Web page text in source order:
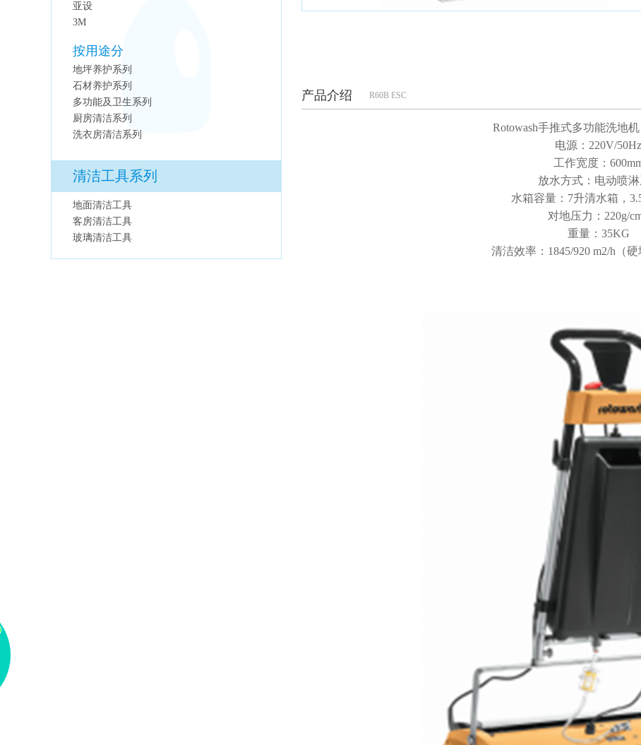
亚设
3M
按用途分
地坪养护系列
石材养护系列
多功能及卫生系列
厨房清洁系列
洗衣房清洁系列
清洁工具系列
地面清洁工具
客房清洁工具
玻璃清洁工具
产品介绍 R60B ESC
Rotowash手推式多功能洗地机
电源：220V/50Hz
工作宽度：
放水方式：电动喷
水箱容量：7升清水箱，
对地压力：220g/
重量：35KG
清洁效率：1845/920 m2/h（硬